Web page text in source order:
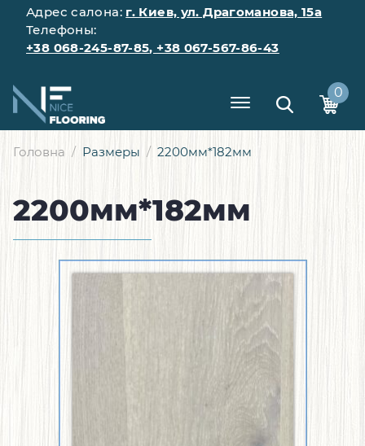
Адрес салона: г. Киев, ул. Драгоманова, 15а
Телефоны:
+38 068-245-87-85, +38 067-567-86-43
0
Головна Размеры 2200мм*182мм
2200мм*182мм